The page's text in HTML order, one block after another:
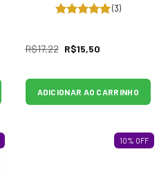
(3)
R$17,22 R$15,50
ADICIONAR AO CARRINHO
10% OFF